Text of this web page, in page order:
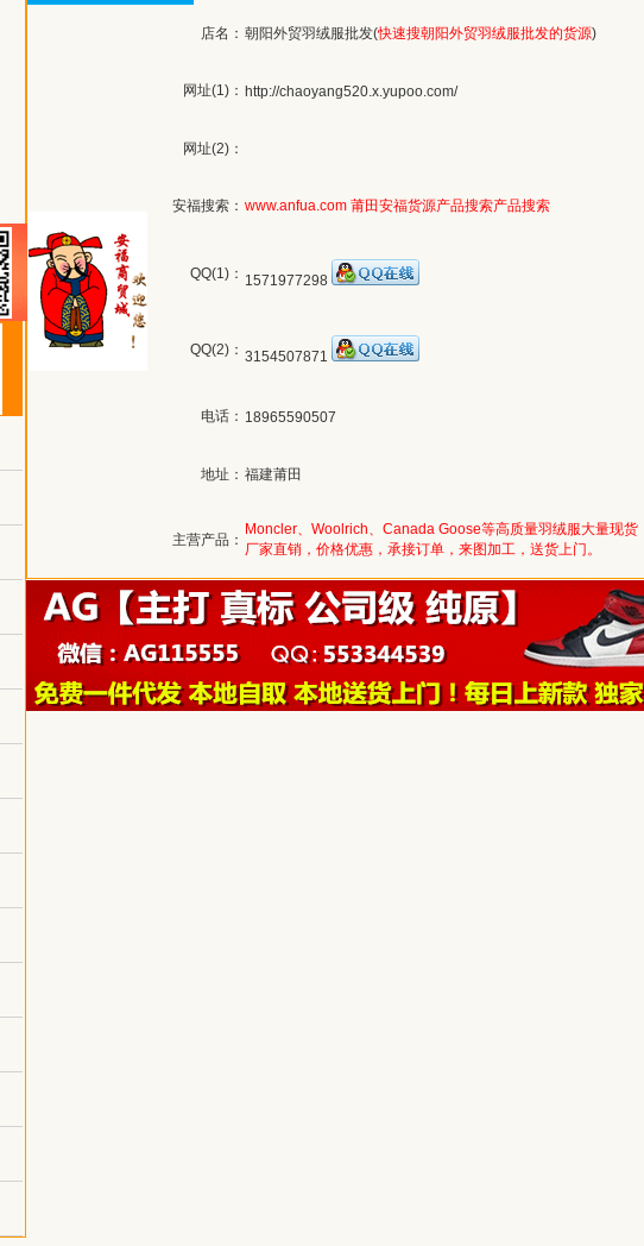
店名： 朝阳外贸羽绒服批发(快速搜朝阳外贸羽绒服批发的货源)
网址(1)： http://chaoyang520.x.yupoo.com/
网址(2)：
安福搜索： www.anfua.com 莆田安福货源产品搜索产品搜索
QQ(1)： 1571977298
QQ(2)： 3154507871
电话： 18965590507
地址： 福建莆田
主营产品：
Moncler、Woolrich、Canada Goose等高质量羽绒服大量现货
厂家直销，价格优惠，承接订单，来图加工，送货上门。